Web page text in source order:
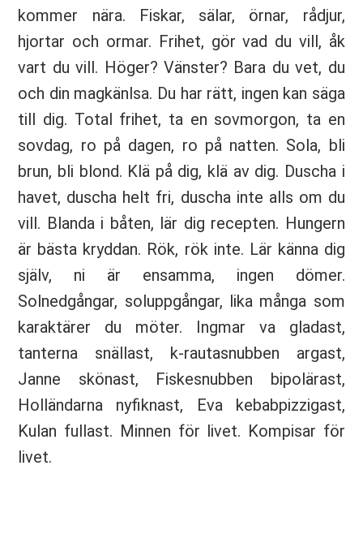
kommer nära. Fiskar, sälar, örnar, rådjur,
hjortar och ormar. Frihet, gör vad du vill, åk
vart du vill. Höger? Vänster? Bara du vet, du
och din magkänlsa. Du har rätt, ingen kan säga
till dig. Total frihet, ta en sovmorgon, ta en
sovdag, ro på dagen, ro på natten. Sola, bli
brun, bli blond. Klä på dig, klä av dig. Duscha i
havet, duscha helt fri, duscha inte alls om du
vill. Blanda i båten, lär dig recepten. Hungern
är bästa kryddan. Rök, rök inte. Lär känna dig
själv, ni är ensamma, ingen dömer.
Solnedgångar, soluppgångar, lika många som
karaktärer du möter. Ingmar va gladast,
tanterna snällast, k-rautasnubben argast,
Janne skönast, Fiskesnubben bipolärast,
Holländarna nyfiknast, Eva kebabpizzigast,
Kulan fullast. Minnen för livet. Kompisar för
livet.